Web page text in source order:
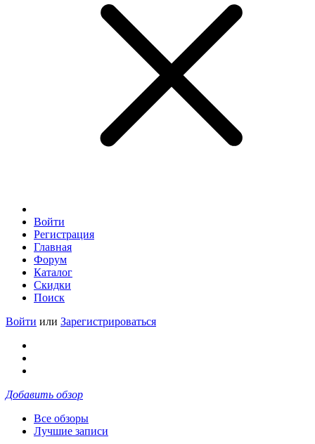
Войти
Регистрация
Главная
Форум
Каталог
Скидки
Поиск
Войти или Зарегистрироваться
Добавить обзор
Все обзоры
Лучшие записи